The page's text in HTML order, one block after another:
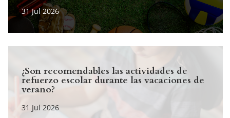
¿Son recomendables las actividades de
refuerzo escolar durante las vacaciones de
verano?